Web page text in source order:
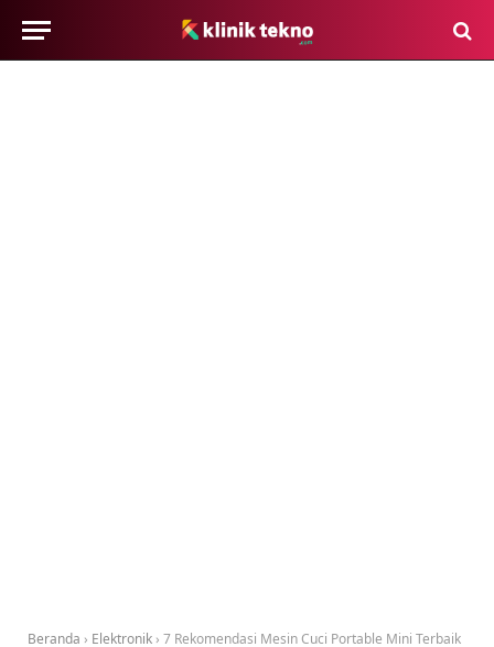
Beranda › Elektronik › 7 Rekomendasi Mesin Cuci Portable Mini Terbaik